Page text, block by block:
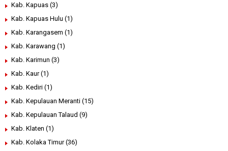
Kab. Kapuas (3)
Kab. Kapuas Hulu (1)
Kab. Karangasem (1)
Kab. Karawang (1)
Kab. Karimun (3)
Kab. Kaur (1)
Kab. Kediri (1)
Kab. Kepulauan Meranti (15)
Kab. Kepulauan Talaud (9)
Kab. Klaten (1)
Kab. Kolaka Timur (36)